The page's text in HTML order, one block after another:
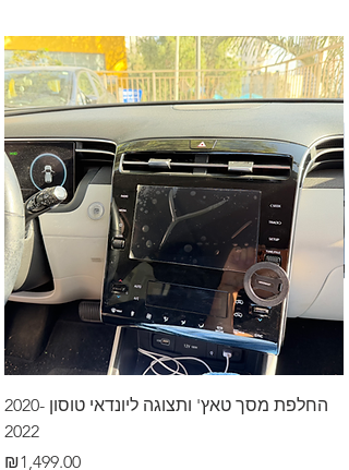
החלפת מסך טאץ' ותצוגה ליונדאי טוסון 2020-
2022
Price
₪1,499.00